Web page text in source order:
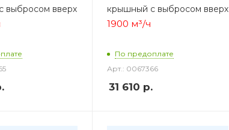
выбросом вверх
крышный с выбросом вверх
1900 м³/ч
По предоплате
Арт.: 0067366
31 610 р.